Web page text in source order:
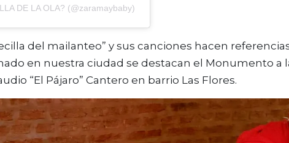
DE LA OLA? (@zaramaybaby)
del mailanteo” y sus canciones hacen
en nuestra ciudad se destacan el Monumento a
“El Pájaro” Cantero en barrio Las Flores.